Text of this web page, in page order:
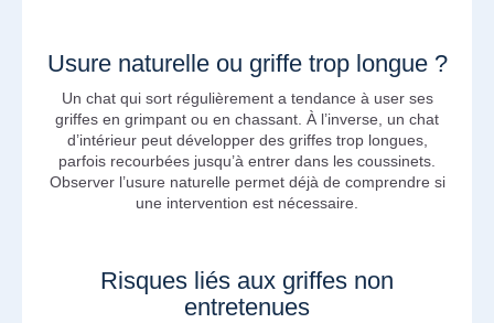
Usure naturelle ou griffe trop longue ?
Un chat qui sort régulièrement a tendance à user ses
griffes en grimpant ou en chassant. À l’inverse, un chat
d’intérieur peut développer des griffes trop longues,
parfois recourbées jusqu’à entrer dans les coussinets.
Observer l’usure naturelle permet déjà de comprendre si
une intervention est nécessaire.
Risques liés aux griffes non
entretenues